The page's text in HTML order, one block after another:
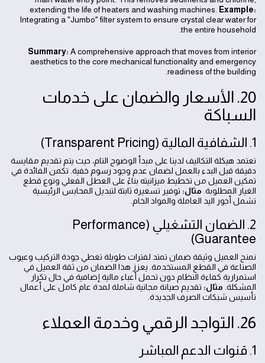
extending the life of heaters and washing machines.
Example:
Integrating a "Jumbo" filter system to ensure crystal clear water for
the entire household.
Summary: A comprehensive approach that moves from interior
aesthetics to the core mechanical functionality and emergency
readiness of the building.
20. الأسعار والضمان على خدمات
السباكة
1. الشفافية المالية (Transparent Pricing)
تعتمد هيكلة التكاليف لدينا على مبدأ الوضوح التام، حيث يتم تقديم مقايسة
دقيقة قبل البدء بالعمل لضمان عدم وجود رسوم خفية. تكمن الفائدة في
تمكين العميل من تخطيط ميزانيته بناءً على العطل الفعلي ونوع قطع
الغيار المطلوبة. مثال: توفير تسعيرة ثابتة لتبديل المحابس الرئيسية
تشمل أجور اليد العاملة والمواد الخام.
2. الضمان التشغيلي (Performance
Guarantee)
نمنح العميل وثيقة ضمان تمتد لفترات طويلة تغطي جودة التركيب وعيوب
الصناعة في القطع المستخدمة. يعزز هذا الضمان من ثقة العميل في
استمرارية كفاءة النظام دون تحمل أعباء مالية إضافية في حال تكرار
المشكلة. مثال: تقديم صيانة مجانية شاملة لمدة عام كامل على أعمال
تأسيس شبكات الصرف الجديدة.
26. التواجد الرقمي وخدمة العملاء
1. قنوات الدعم المباشر